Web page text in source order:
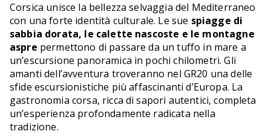
Corsica unisce la bellezza selvaggia del Mediterraneo
con una forte identità culturale. Le sue spiagge di
sabbia dorata, le calette nascoste e le montagne
aspre permettono di passare da un tuffo in mare a
un’escursione panoramica in pochi chilometri. Gli
amanti dell’avventura troveranno nel GR20 una delle
sfide escursionistiche più affascinanti d’Europa. La
gastronomia corsa, ricca di sapori autentici, completa
un’esperienza profondamente radicata nella
tradizione.